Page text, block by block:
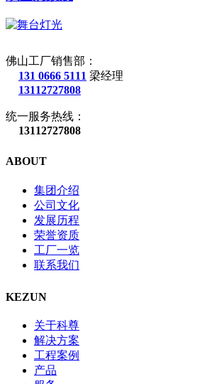
佛山工厂销售部：
131 0666 5111 梁经理
13112727808
统一服务热线：
13112727808
ABOUT
集团介绍
公司文化
发展历程
荣誉资质
工厂一览
联系我们
KEZUN
关于科尊
解决方案
工程案例
产品